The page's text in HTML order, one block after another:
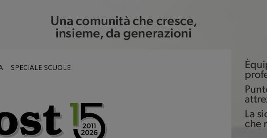
SPECIALE SCUOLE